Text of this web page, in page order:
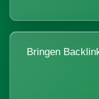
Bringen